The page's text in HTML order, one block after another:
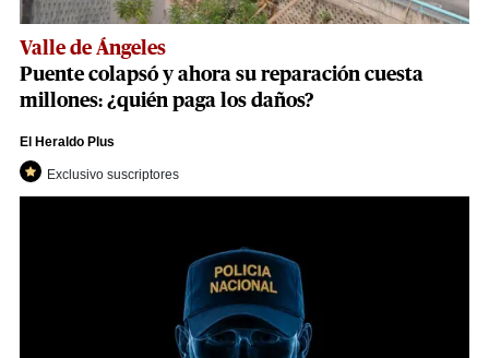
Valle de Ángeles
Puente colapsó y ahora su reparación cuesta
millones: ¿quién paga los daños?
El Heraldo Plus
Exclusivo suscriptores